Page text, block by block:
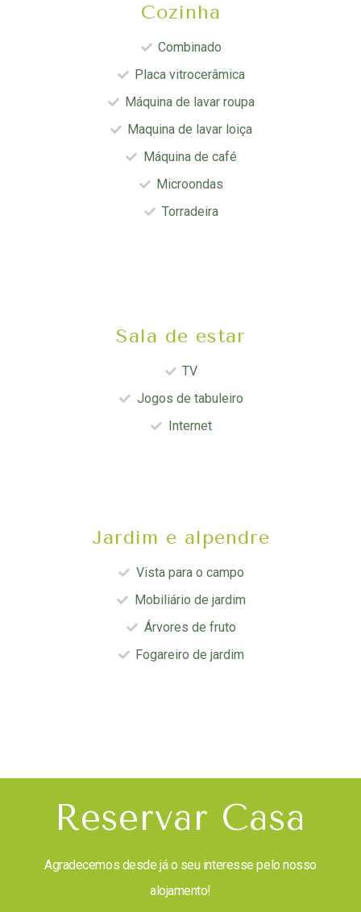
Cozinha
Combinado
Placa vitrocerâmica
Máquina de lavar roupa
Maquina de lavar loiça
Máquina de café
Microondas
Torradeira
Sala de estar
TV
Jogos de tabuleiro
Internet
Jardim e alpendre
Vista para o campo
Mobiliário de jardim
Árvores de fruto
Fogareiro de jardim
Reservar Casa
Agradecemos desde já o seu interesse pelo nosso
alojamento!